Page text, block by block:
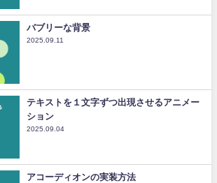
バブリーな背景
2025.09.11
テキストを１文字ずつ出現させるアニメー
ション
2025.09.04
アコーディオンの実装方法